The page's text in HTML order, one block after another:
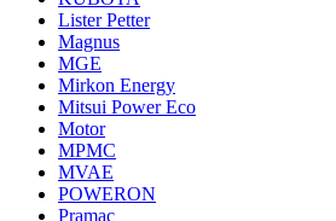
Lister Petter
Magnus
MGE
Mirkon Energy
Mitsui Power Eco
Motor
MPMC
MVAE
POWERON
Pramac